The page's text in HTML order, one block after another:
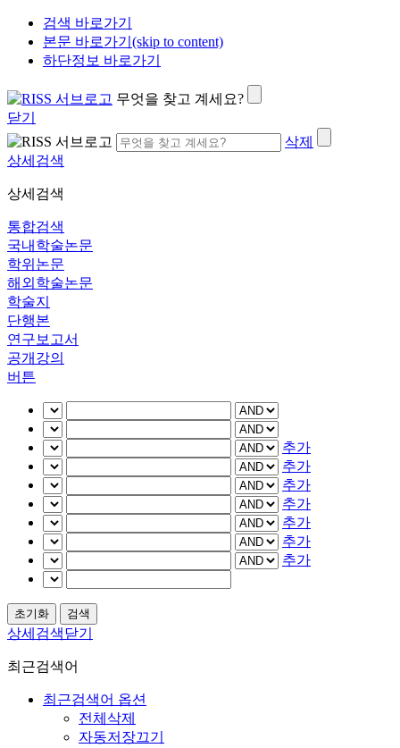
검색 바로가기
본문 바로가기(skip to content)
하단정보 바로가기
무엇을 찾고 계세요?
닫기
삭제
상세검색
상세검색
통합검색
국내학술논문
학위논문
해외학술논문
학술지
단행본
연구보고서
공개강의
버튼
추가
추가
추가
추가
추가
추가
추가
상세검색닫기
최근검색어
최근검색어 옵션
전체삭제
자동저장끄기